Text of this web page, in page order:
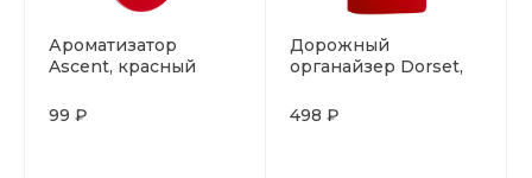
Ароматизатор
Ascent, красный
99 ₽
Дорожный
органайзер Dorset,
498 ₽